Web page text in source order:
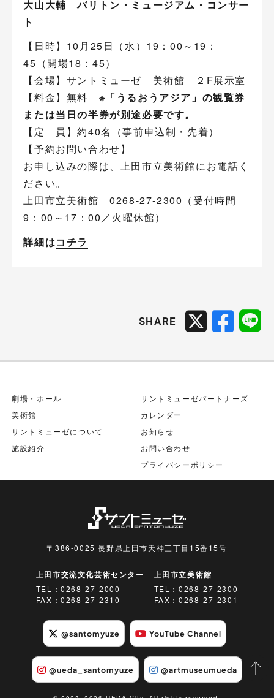
大山大輔 バリトン・ミュージアム・コンサー
ト
【日時】10月25日（水）19：00～19：
45（開場18：45）
【会場】サントミューゼ 美術館 ２F展示室
【料金】無料 ※「うるおうアジア」の観覧券
または当日の半券が別途必要です。
【定 員】約40名（事前申込制・先着）
【予約お問い合わせ】
お申し込みの際は、上田市立美術館にお電話く
ださい。
上田市立美術館 0268-27-2300（受付時間
9：00～17：00／火曜休館）
詳細はコチラ
SHARE
劇場・ホール
美術館
サントミューゼについて
施設紹介
サントミューゼパートナーズ
カレンダー
お知らせ
お問い合わせ
プライバシーポリシー
〒386-0025 長野県上田市天神三丁目15番15号
上田市交流文化芸術センター
TEL：0268-27-2000
FAX：0268-27-2310
上田市立美術館
TEL： 0268-27-2300
FAX：0268-27-2301
@santomyuze YouTube Channel
@ueda_santomyuze @artmuseumueda